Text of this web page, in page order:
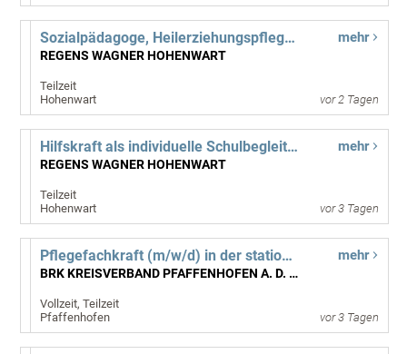
Sozialpädagoge, Heilerziehungspfleger (m/w/d)
REGENS WAGNER HOHENWART
Teilzeit
Hohenwart
mehr
vor 2 Tagen
Hilfskraft als individuelle Schulbegleitung (m/w/d)
REGENS WAGNER HOHENWART
Teilzeit
Hohenwart
mehr
vor 3 Tagen
Pflegefachkraft (m/w/d) in der stationären Pflege
BRK KREISVERBAND PFAFFENHOFEN A. D. ILM
Vollzeit, Teilzeit
Pfaffenhofen
mehr
vor 3 Tagen